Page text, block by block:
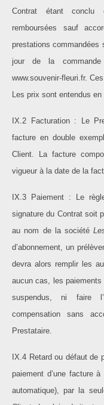
Contrat étant conclu
remboursées sauf
prestations commandées
jour de la
www.souvenir-fleuri.fr.
Les prix sont entendus
IX.2 Facturation : Le
facture en double
Client. La facture
vigueur à la date de la
IX.3 Paiement : Le
signature du Contrat soit
au nom de la société
d’abonnement, un
devra alors remplir les
aucun cas, les
suspendus, ni faire
compensation sans
Prestataire.
IX.4 Retard ou défaut de
paiement d’une facture
automatique), par la